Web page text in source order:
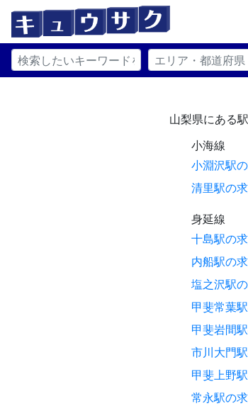
山梨県にある
小海線
小淵沢駅
清里駅の
身延線
十島駅の
内船駅の
塩之沢駅
甲斐常葉
甲斐岩間
市川大門
甲斐上野
常永駅の